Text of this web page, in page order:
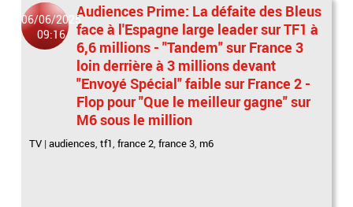
06/06/2025
09:16
Audiences Prime: La défaite des Bleus
face à l'Espagne large leader sur TF1 à
6,6 millions - "Tandem" sur France 3
loin derrière à 3 millions devant
"Envoyé Spécial" faible sur France 2 -
Flop pour "Que le meilleur gagne" sur
M6 sous le million
TV |audiences,tf1,france 2,france 3, m6